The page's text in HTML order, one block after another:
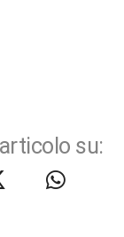
su: